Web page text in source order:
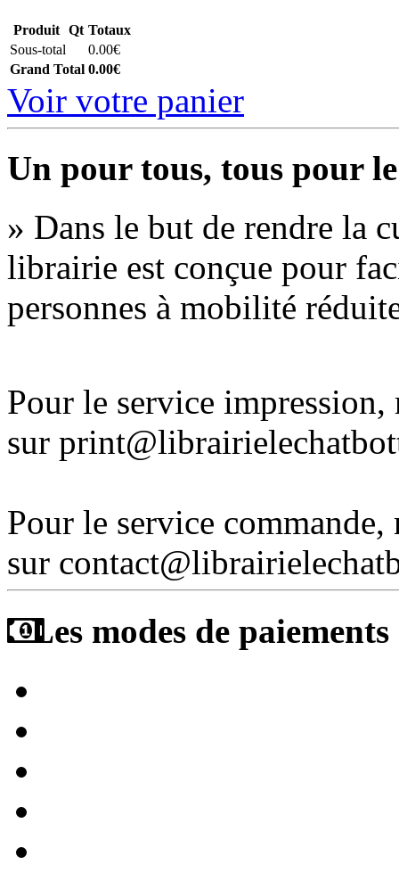
Produit Qt Totaux
Sous-total
0.00€
Grand Total 0.00€
Voir votre panier
Un pour tous, tous pour
» Dans le but de rendre la
librairie est conçue pour
personnes à mobilité
Pour le service
sur
Pour le service
sur
Les modes de